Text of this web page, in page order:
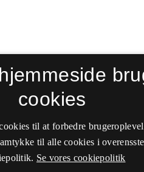
cookies
til at forbedre
til alle cookies i
Se vores cookiepolitik